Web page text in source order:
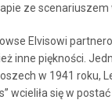
ze scenariuszem
Elvisowi
inne piękności.
w 1941 roku,
wcieliła się w